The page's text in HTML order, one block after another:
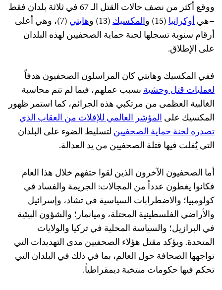
ووقع أكثر من نصف حالات القتل الـ 67 في ثلاثة بلدان فقط
–هيأوكرانيا(15) و المكسيك(13) و هايتي
(7)، وهي أعلى
أرقام سنوية تسجلها لجنة حماية الصحفيين لهذه البلدان
على الإطلاق.
ففي المكسيك وهايتي كان المراسلون الصحفيون هدفاً
لعمليات قتل وحشيةبسبب عملهم، فيما لم تتم محاسبة
الغالبية العظمى من مرتكبي هذه الجرائم، كما استمر ظهور
المكسيك علىالمؤشر العالمي للإفلات من العقاب الذي
تصدره لجنة حماية الصحفيين لتسليط الضوء على البلدان
التي يُفلت فيها قتلة الصحفيين من يد العدالة.
أما الصحفيون الآخرون الذين لقوا حتفهم خلال هذا العام
فكانوا يغطون عدداً من المجالات: الجريمة والفساد في
كولومبيا؛ والاضطرابات السياسية في تشاد، وإسرائيل
والأراضي الفلسطينية المحتلة، وميانمار؛ والشؤون البيئية
في البرازيل؛ والسياسة المحلية في تركيا والولايات
المتحدة. ويؤكد مقتل هؤلاء الصحفيين مدى التهديدات التي
تواجهها الصحافة حول العالم، بما في ذلك في البلدان التي
تحكم فيها حكومات منتخبة ديمقراطياً.